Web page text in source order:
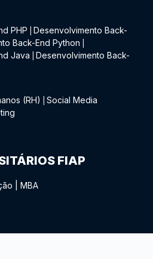
PHP
Desenvolvimento Back-
Back-End Python
Java
Desenvolvimento Back-
(RH)
Social Media
FIAP
MBA